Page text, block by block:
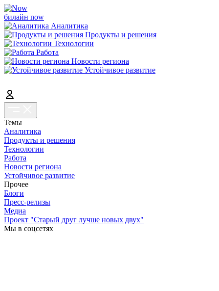
билайн now
Аналитика
Продукты и решения
Технологии
Работа
Новости региона
Устойчивое развитие
Темы
Аналитика
Продукты и решения
Технологии
Работа
Новости региона
Устойчивое развитие
Прочее
Блоги
Пресс-релизы
Медиа
Проект "Старый друг лучше новых двух"
Мы в соцсетях